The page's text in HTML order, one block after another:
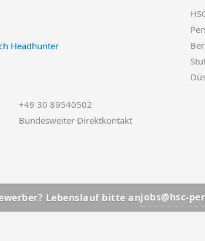
+49 30 89540502
Bundesweiter Direktkontakt
bitte anjobs@hsc-personal.de